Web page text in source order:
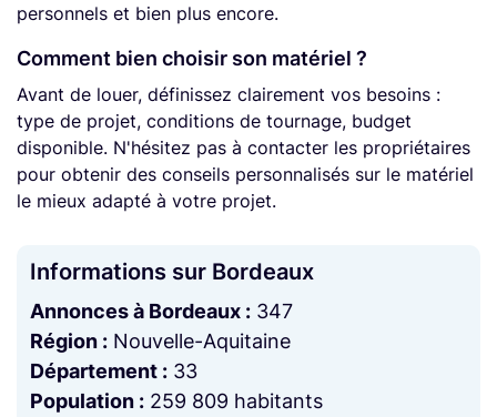
personnels et bien plus encore.
Comment bien choisir son matériel ?
Avant de louer, définissez clairement vos besoins :
type de projet, conditions de tournage, budget
disponible. N'hésitez pas à contacter les propriétaires
pour obtenir des conseils personnalisés sur le matériel
le mieux adapté à votre projet.
Informations sur Bordeaux
Annonces à Bordeaux : 347
Région : Nouvelle-Aquitaine
Département : 33
Population : 259 809 habitants